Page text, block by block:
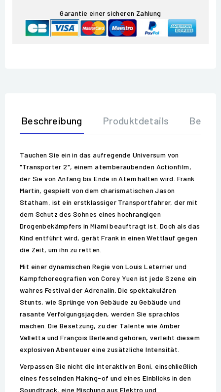
Garantie einer sicheren Zahlung
Beschreibung Produktdetails
Tauchen Sie ein in das aufregende Universum von
"Transporter 2", einem atemberaubenden Actionfilm,
der Sie von Anfang bis Ende in Atem halten wird. Frank
Martin, gespielt von dem charismatischen Jason
Statham, ist ein erstklassiger Transportfahrer, der mit
dem Schutz des Sohnes eines hochrangigen
Drogenbekämpfers in Miami beauftragt ist. Doch als das
Kind entführt wird, gerät Frank in einen Wettlauf gegen
die Zeit, um ihn zu retten.
Mit einer dynamischen Regie von Louis Leterrier und
Kampfchoreografien von Corey Yuen ist jede Szene ein
wahres Festival der Adrenalin. Die spektakulären
Stunts, wie Sprünge von Gebäude zu Gebäude und
rasante Verfolgungsjagden, werden Sie sprachlos
machen. Die Besetzung, zu der Talente wie Amber
Valletta und François Berléand gehören, verleiht diesem
explosiven Abenteuer eine zusätzliche Intensität.
Verpassen Sie nicht die interaktiven Boni, einschließlich
eines fesselnden Making-of und eines Einblicks in den
Soundtrack, eine Mischung aus Elektro und